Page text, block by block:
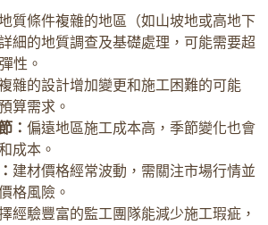
質條件複雜的地區（如山坡地或高地下
細的地質調查及基礎處理，可能需要超
性。
雜的設計增加變更和施工困難的可能
算需求。
： 偏遠地區施工成本高，季節變化也會
成本。
建材價格經常波動，需關注市場行情並
格風險。
經驗豐富的監工團隊能減少施工瑕疵，